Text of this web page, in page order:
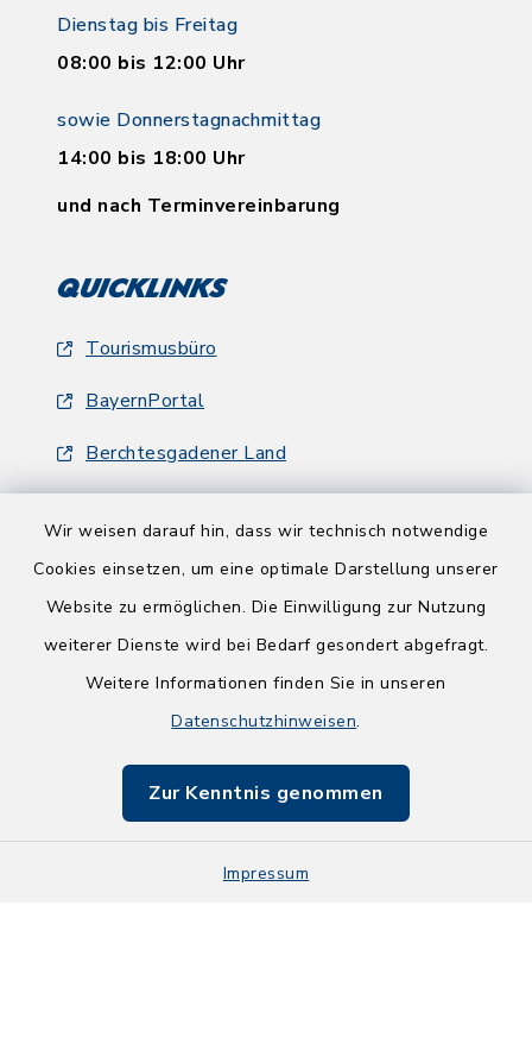
Wir weisen darauf hin, dass wir technisch notwendige
Cookies einsetzen, um eine optimale Darstellung unserer
Website zu ermöglichen. Die Einwilligung zur Nutzung
weiterer Dienste wird bei Bedarf gesondert abgefragt.
Weitere Informationen finden Sie in unseren
Datenschutzhinweisen.
Zur Kenntnis genommen
Impressum
Dienstag bis Freitag
08:00 bis 12:00 Uhr
sowie Donnerstagnachmittag
14:00 bis 18:00 Uhr
und nach Terminvereinbarung
Quicklinks
Tourismusbüro
BayernPortal
Berchtesgadener Land
Barrierefreiheit
Impressum
Sitemap